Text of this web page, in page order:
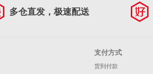
多仓直发，极速配送
支付方式
货到付款